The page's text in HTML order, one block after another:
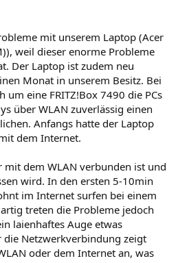
mit unserem Laptop (Acer
weil dieser enorme Probleme
Der Laptop ist zudem neu
Monat in unserem Besitz. Bei
um eine FRITZ!Box 7490 die PCs
über WLAN zuverlässig einen
Anfangs hatte der Laptop
dem Internet.
mit dem WLAN verbunden ist und
wird. In den ersten 5-10min
im Internet surfen bei einem
treten die Probleme jedoch
laienhaftes Auge etwas
Netzwerkverbindung zeigt
oder dem Internet an, was